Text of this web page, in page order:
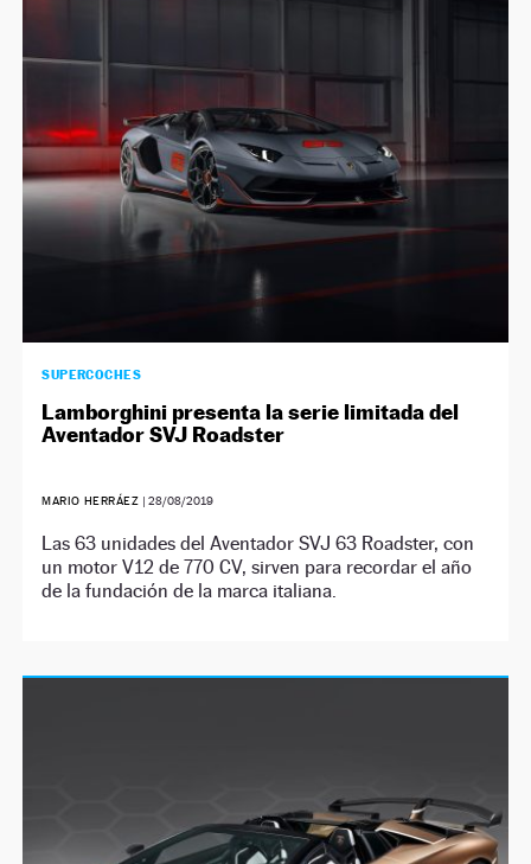
SUPERCOCHES
Lamborghini presenta la serie limitada del
Aventador SVJ Roadster
MARIO HERRÁEZ | 28/08/2019
Las 63 unidades del Aventador SVJ 63 Roadster, con
un motor V12 de 770 CV, sirven para recordar el año
de la fundación de la marca italiana.